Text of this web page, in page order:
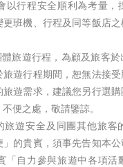
以行程安全順利為考量，
更班機、行程及同等飯店
旅遊行程，為顧及旅客
遊行程期間，恕無法接
旅遊需求，建議您另行選
便之處，敬請鑒諒。
旅遊安全及同團其他旅客
」的貴賓，須事先告知本
「自力參與旅遊中各項活